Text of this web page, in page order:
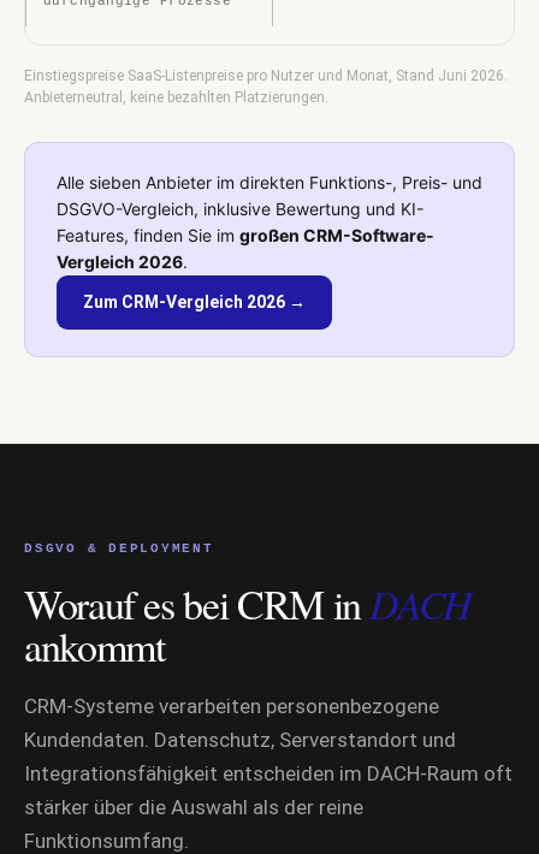
Einstiegspreise SaaS-Listenpreise pro Nutzer und Monat, Stand Juni 2026.
Anbieterneutral, keine bezahlten Platzierungen.
Alle sieben Anbieter im direkten Funktions-, Preis- und
DSGVO-Vergleich, inklusive Bewertung und KI-
Features, finden Sie im großen CRM-Software-
Vergleich 2026.
Zum CRM-Vergleich 2026 →
DSGVO & DEPLOYMENT
Worauf es bei CRM inDACH
ankommt
CRM-Systeme verarbeiten personenbezogene
Kundendaten. Datenschutz, Serverstandort und
Integrationsfähigkeit entscheiden im DACH-Raum oft
stärker über die Auswahl als der reine
Funktionsumfang.